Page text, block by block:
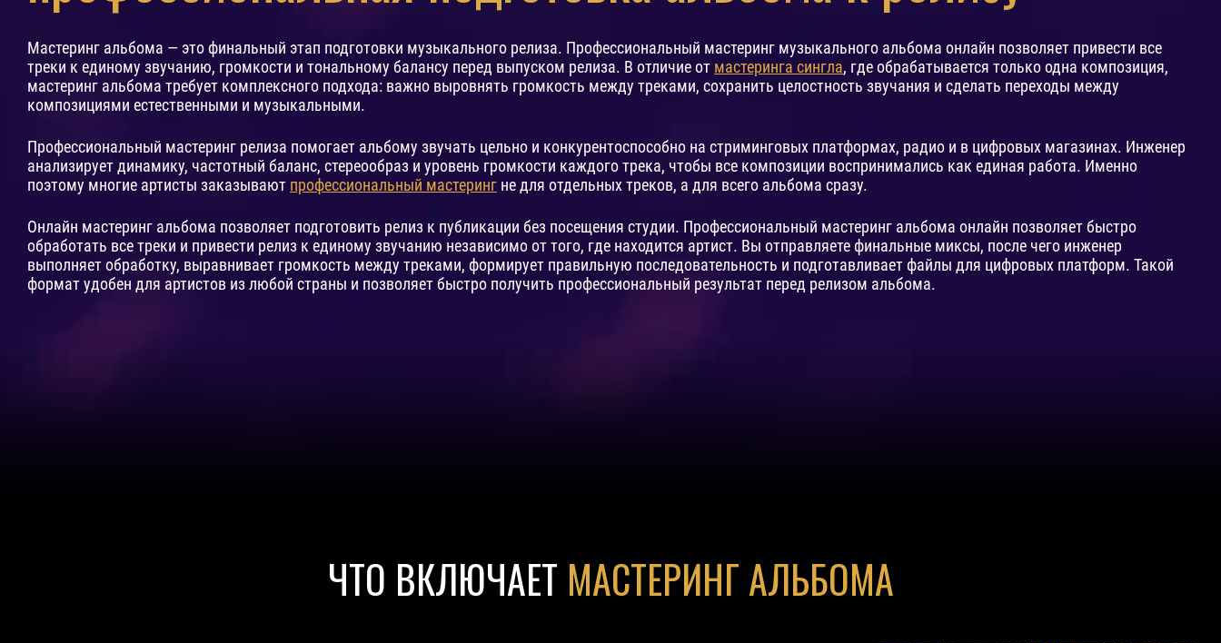
Мастеринг альбома — это финальный этап подготовки музыкального релиза. Профессиональный мастеринг музыкального альбома онлайн позволяет привести все
треки к единому звучанию, громкости и тональному балансу перед выпуском релиза. В отличие от мастеринга сингла, где обрабатывается только одна композиция,
мастеринг альбома требует комплексного подхода: важно выровнять громкость между треками, сохранить целостность звучания и сделать переходы между
композициями естественными и музыкальными.
Профессиональный мастеринг релиза помогает альбому звучать цельно и конкурентоспособно на стриминговых платформах, радио и в цифровых магазинах. Инженер
анализирует динамику, частотный баланс, стереообраз и уровень громкости каждого трека, чтобы все композиции воспринимались как единая работа. Именно
поэтому многие артисты заказывают профессиональный мастеринг не для отдельных треков, а для всего альбома сразу.
Онлайн мастеринг альбома позволяет подготовить релиз к публикации без посещения студии. Профессиональный мастеринг альбома онлайн позволяет быстро
обработать все треки и привести релиз к единому звучанию независимо от того, где находится артист. Вы отправляете финальные миксы, после чего инженер
выполняет обработку, выравнивает громкость между треками, формирует правильную последовательность и подготавливает файлы для цифровых платформ. Такой
формат удобен для артистов из любой страны и позволяет быстро получить профессиональный результат перед релизом альбома.
ЧТО ВКЛЮЧАЕТ МАСТЕРИНГ АЛЬБОМА